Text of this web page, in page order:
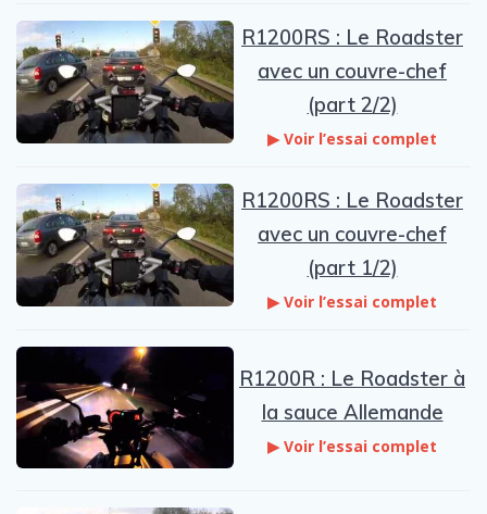
R1200RS : Le Roadster
avec un couvre-chef
(part 2/2)
▶ Voir l’essai complet
R1200RS : Le Roadster
avec un couvre-chef
(part 1/2)
▶ Voir l’essai complet
R1200R : Le Roadster à
la sauce Allemande
▶ Voir l’essai complet